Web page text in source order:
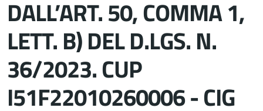
DALL’ART. 50, COMMA 1,
LETT. B) DEL D.LGS. N.
36/2023. CUP
I51F22010260006 - CIG